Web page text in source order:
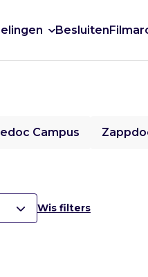
Besluiten
Campus
Wis filters